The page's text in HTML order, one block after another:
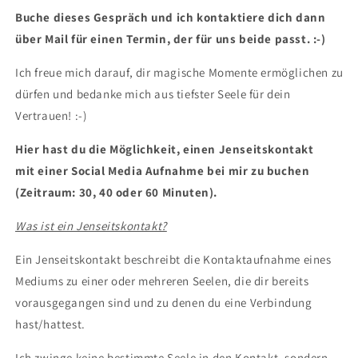
Buche dieses Gespräch und ich kontaktiere dich dann
über Mail für einen Termin, der für uns beide passt. :-)
Ich freue mich darauf, dir magische Momente ermöglichen zu
dürfen und bedanke mich aus tiefster Seele für dein
Vertrauen! :-)
Hier hast du die Möglichkeit, einen Jenseitskontakt
mit einer Social Media Aufnahme bei mir zu buchen
(Zeitraum: 30, 40 oder 60 Minuten).
Was ist ein Jenseitskontakt?
Ein Jenseitskontakt beschreibt die Kontaktaufnahme eines
Mediums zu einer oder mehreren Seelen, die dir bereits
vorausgegangen sind und zu denen du eine Verbindung
hast/hattest.